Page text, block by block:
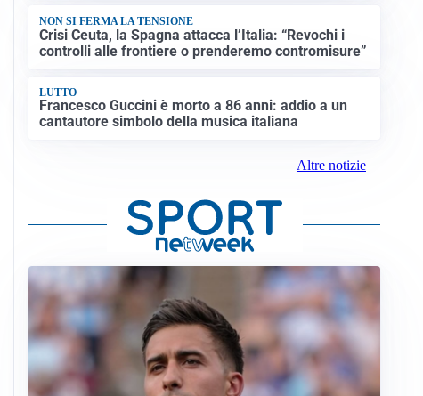
NON SI FERMA LA TENSIONE
Crisi Ceuta, la Spagna attacca l’Italia: “Revochi i
controlli alle frontiere o prenderemo contromisure”
LUTTO
Francesco Guccini è morto a 86 anni: addio a un
cantautore simbolo della musica italiana
Altre notizie